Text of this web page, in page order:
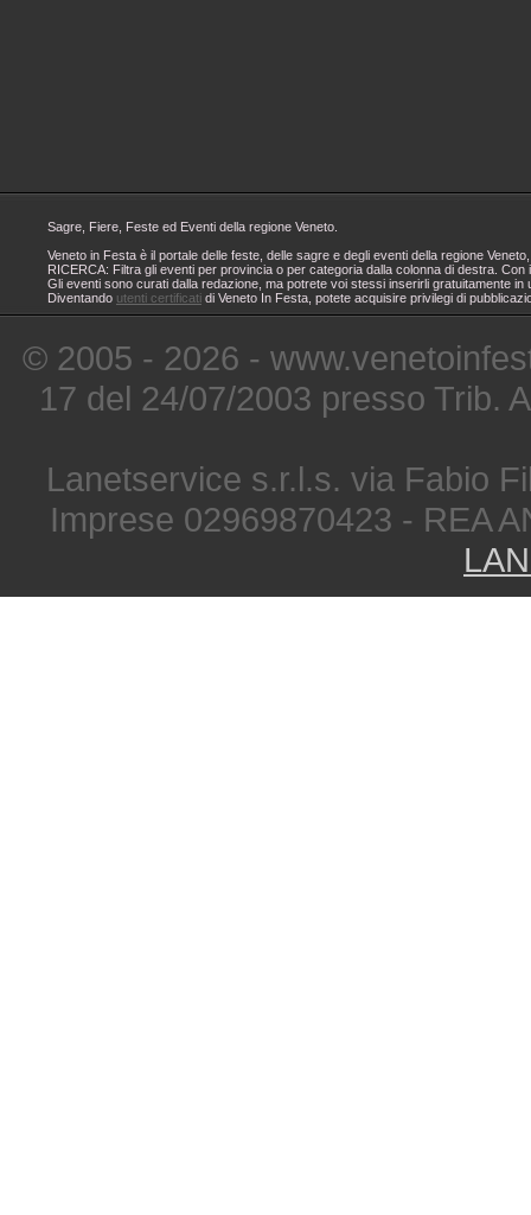
Sagre, Fiere, Feste ed Eventi della regione Veneto.
Veneto in Festa è il portale delle feste, delle sagre e degli eventi della regione
RICERCA: Filtra gli eventi per provincia o per categoria dalla colonna di destra.
Gli eventi sono curati dalla redazione, ma potrete voi stessi inserirli gratuitamente
Diventando utenti certificati di Veneto In Festa, potete acquisire privilegi di
© 2005 - 2026 -
17 del 24/07/2003 presso Trib.
Lanetservice s.r.l.s. via Fabio
Imprese 02969870423 - REA